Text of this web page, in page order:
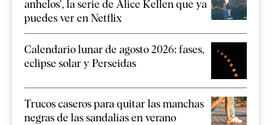
anhelos', la serie de Alice Kellen que ya
puedes ver en Netflix
Calendario lunar de agosto 2026: fases,
eclipse solar y Perseidas
Trucos caseros para quitar las manchas
negras de las sandalias en verano